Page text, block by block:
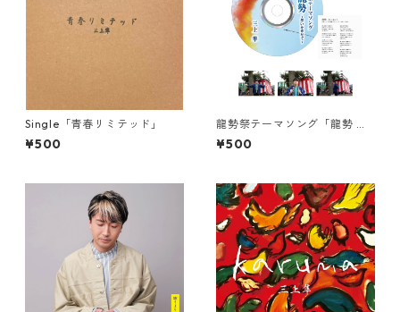
Single「青春リミテッド」
¥500
龍勢祭テーマソング「龍勢 〜
想いを乗せて〜」弾き語りCD
¥500